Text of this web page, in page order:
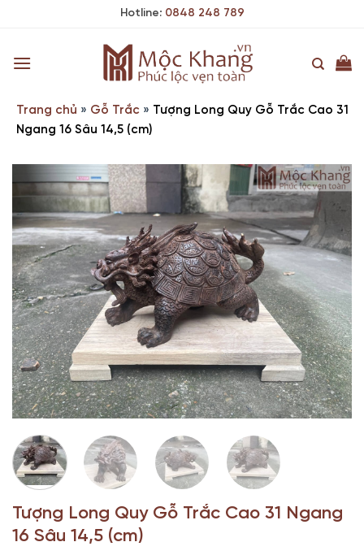
Hotline: 0848 248 789
Trang chủ » Gỗ Trắc » Tượng Long Quy Gỗ Trắc Cao 31
Ngang 16 Sâu 14,5 (cm)
Tượng Long Quy Gỗ Trắc Cao 31 Ngang
16 Sâu 14,5 (cm)